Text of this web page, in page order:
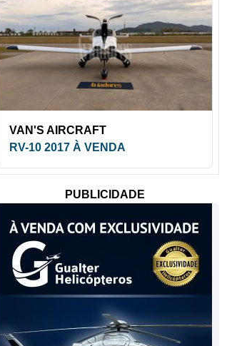
VAN'S AIRCRAFT
RV-10 2017 À VENDA
PUBLICIDADE